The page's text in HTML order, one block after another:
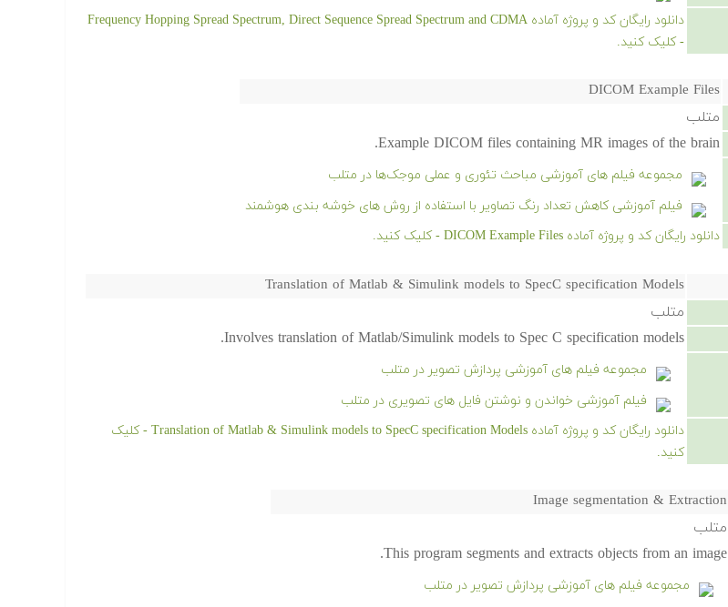
دانلود رایگان کد و پروژه آماده Frequency Hopping Spread Spectrum, Direct Sequence Spread Spectrum and CDMA
- کلیک کنید.
DICOM Example Files
متلب
Example DICOM files containing MR images of the brain.
مجموعه فیلم های آموزشی مباحث تئوری و عملی موجک‌ها در متلب
فیلم آموزشی کاهش تعداد رنگ تصاویر با استفاده از روش های خوشه بندی هوشمند
دانلود رایگان کد و پروژه آماده DICOM Example Files - کلیک کنید.
Translation of Matlab & Simulink models to SpecC specification Models
متلب
Involves translation of Matlab/Simulink models to Spec C specification models.
مجموعه فیلم های آموزشی پردازش تصویر در متلب
فیلم آموزشی خواندن و نوشتن فایل های تصویری در متلب
دانلود رایگان کد و پروژه آماده Translation of Matlab & Simulink models to SpecC specification Models - کلیک
کنید.
Image segmentation & Extraction
متلب
This program segments and extracts objects from an image.
مجموعه فیلم های آموزشی پردازش تصویر در متلب